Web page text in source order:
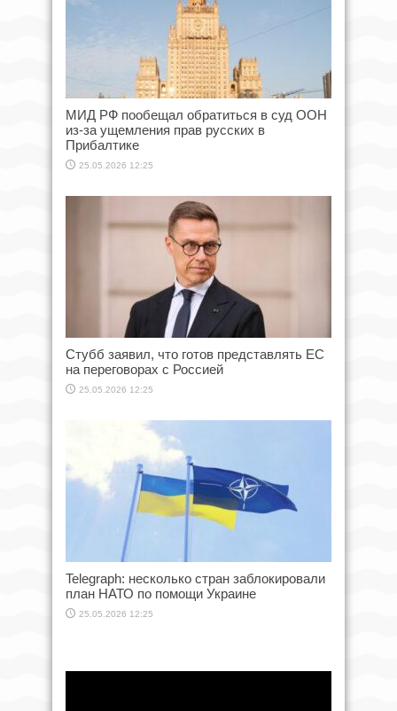
МИД РФ пообещал обратиться в суд ООН
из-за ущемления прав русских в
Прибалтике
25.05.2026 12:25
Стубб заявил, что готов представлять ЕС
на переговорах с Россией
25.05.2026 12:25
Telegraph: несколько стран заблокировали
план НАТО по помощи Украине
25.05.2026 12:25